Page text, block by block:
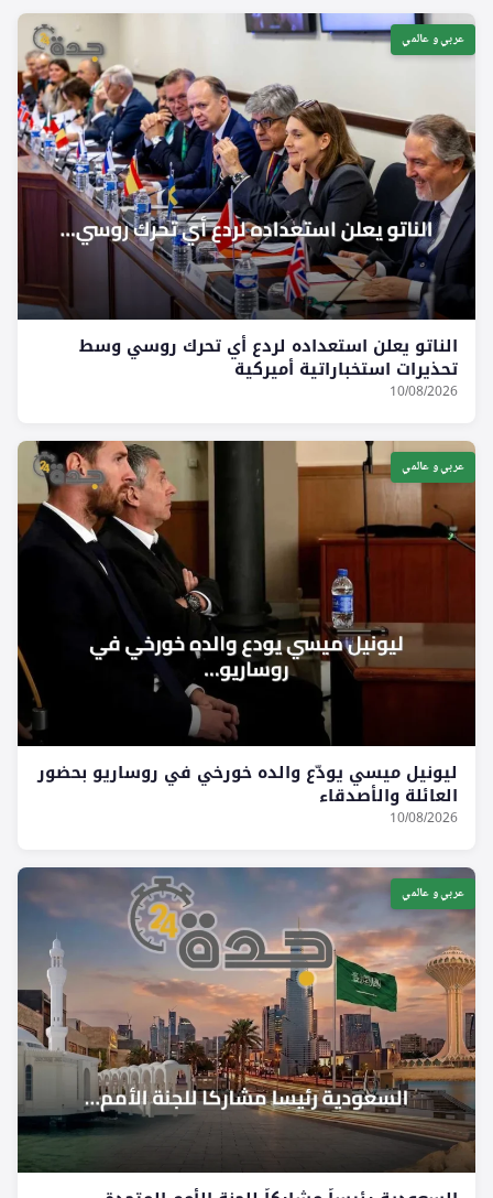
عربي و عالمي
الناتو يعلن استعداده لردع أي تحرك روسي وسط
تحذيرات استخباراتية أميركية
10/08/2026
عربي و عالمي
ليونيل ميسي يودّع والده خورخي في روساريو بحضور
العائلة والأصدقاء
10/08/2026
عربي و عالمي